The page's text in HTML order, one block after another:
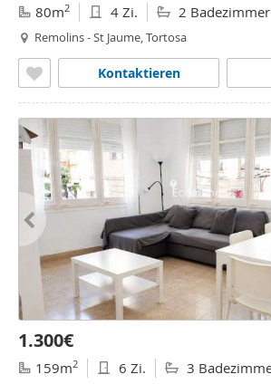
80m2 4 Zi. 2 Badezimmer
Remolins - St Jaume, Tortosa
Kontaktieren
1.300€
159m2 6 Zi. 3